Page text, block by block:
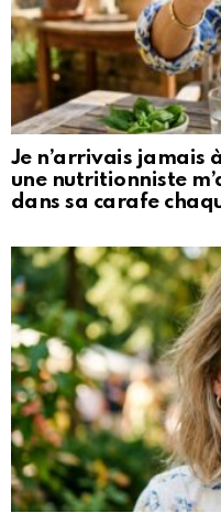
Je n’arrivais jamais
une nutritionniste
dans sa carafe